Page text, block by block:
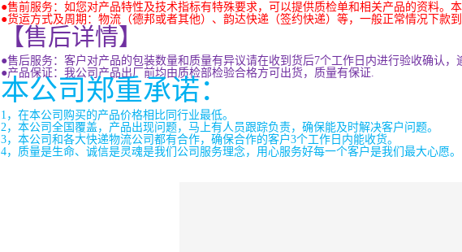
●售前服务：如您对产品特性及技术指标有特殊要求，可以提供质检单和相关产品的资料。
●货运方式及周期：物流（德邦或者其他）、韵达快递（签约快递）等，一般正常情况下款到
【售后详情】
●售后服务：客户对产品的包装数量和质量有异议请在收到货后7个工作日内进行验收确认，
●产品保证：我公司产品出厂前均由质检部检验合格方可出货，质量有保证.
本公司郑重承诺：
1 ，在本公司购买的产品价格相比同行业最低。
2，本公司全国覆盖，产品出现问题，马上有人员跟踪负责，确保能及时解决客户问题。
3，本公司和各大快递物流公司都有合作，确保合作的客户3个工作日内能收货。
4，质量是生命、诚信是灵魂是我们公司服务理念，用心服务好每一个客户是我们最大心愿。